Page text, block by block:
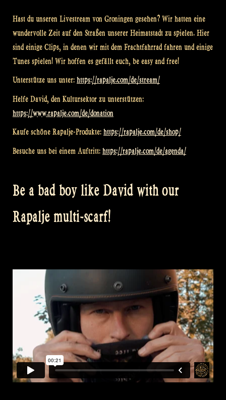
Hast du unseren Livestream von Groningen gesehen? Wir hatten eine
wundervolle Zeit auf den Straßen unserer Heimatstadt zu spielen. Hier
sind einige Clips, in denen wir mit dem Frachtfahrrad fahren und einige
Tunes spielen! Wir hoffen es gefällt euch, be easy and free!
Unterstütze uns unter: https://rapalje.com/de/stream/
Helfe David, den Kultursektor zu unterstützen:
https://www.rapalje.com/de/donation
Kaufe schöne Rapalje-Produkte: https://rapalje.com/de/shop/
Besuche uns bei einem Auftritt: https://rapalje.com/de/agenda/
Be a bad boy like David with our
Rapalje multi-scarf!